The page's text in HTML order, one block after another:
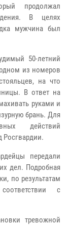
продолжал
В целях
мужчина был
50-летний
из номеров
на что
В ответ на
руками и
брань. Для
действий
Росгвардии.
передали
дел. Подробная
по результатам
с
тревожной